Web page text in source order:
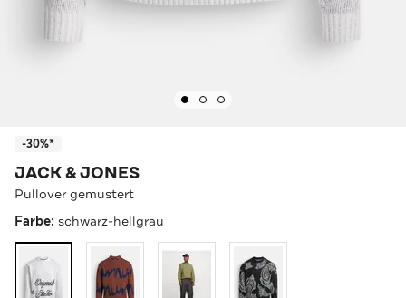
-30%*
JACK & JONES
Pullover gemustert
Farbe: schwarz-hellgrau